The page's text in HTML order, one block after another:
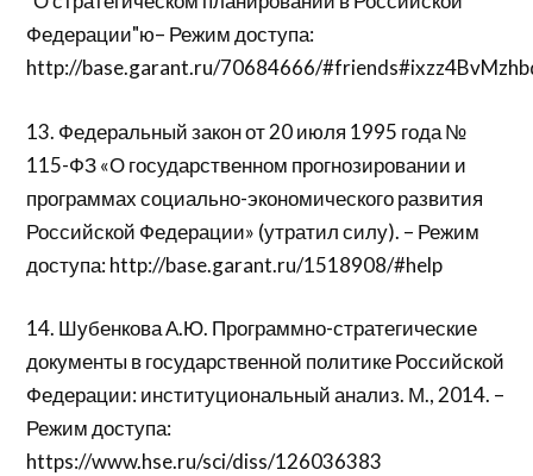
Федерации"ю– Режим доступа:
http://base.garant.ru/70684666/
13. Федеральный закон от 20 июля 1995 года №
115-ФЗ «О государственном прогнозировании и
программах социально-экономического развития
Российской Федерации» (утратил силу). – Режим
доступа: http://base.garant.ru/1518908/#help
14. Шубенкова А.Ю. Программно-стратегические
документы в государственной политике Российской
Федерации: институциональный анализ. М., 2014. –
Режим доступа:
https://www.hse.ru/sci/diss/126036383